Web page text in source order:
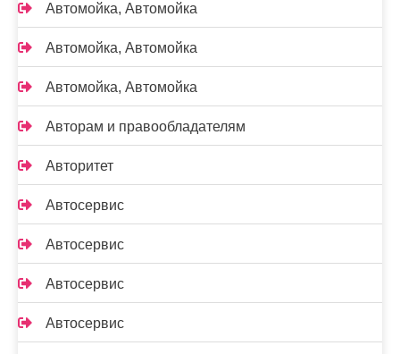
Автомойка, Автомойка
Автомойка, Автомойка
Автомойка, Автомойка
Авторам и правообладателям
Авторитет
Автосервис
Автосервис
Автосервис
Автосервис